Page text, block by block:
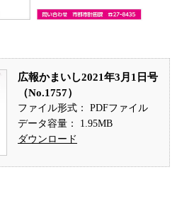
広報かまいし2021年3月1日号
（No.1757）
ファイル形式： PDFファイル
データ容量： 1.95MB
ダウンロード